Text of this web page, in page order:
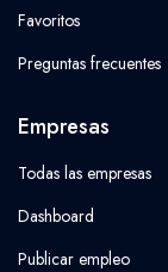
Favoritos
Preguntas frecuentes
Empresas
Todas las empresas
Dashboard
Publicar empleo